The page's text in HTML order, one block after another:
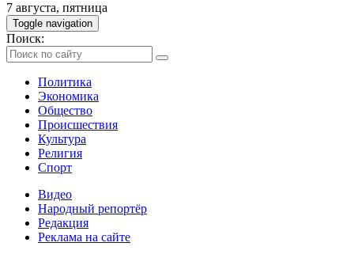
7 августа, пятница
Toggle navigation
Поиск:
Политика
Экономика
Общество
Происшествия
Культура
Религия
Спорт
Видео
Народный репортёр
Редакция
Реклама на сайте